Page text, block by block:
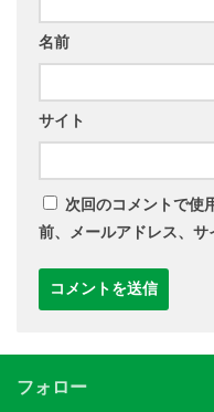
名前
サイト
次回のコメントで使
前、メールアドレス、サ
フォロー